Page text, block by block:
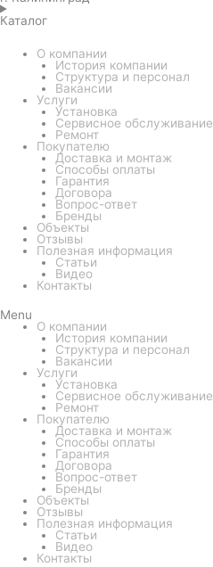
Каталог
О компании
История компании
Структура и персонал
Вакансии
Услуги
Установка
Сервисное обслуживание
Ремонт
Покупателю
Доставка и монтаж
Способы оплаты
Гарантия
Договора
Вопрос-ответ
Бренды
Объекты
Отзывы
Полезная информация
Статьи
Видео
Контакты
Menu
О компании
История компании
Структура и персонал
Вакансии
Услуги
Установка
Сервисное обслуживание
Ремонт
Покупателю
Доставка и монтаж
Способы оплаты
Гарантия
Договора
Вопрос-ответ
Бренды
Объекты
Отзывы
Полезная информация
Статьи
Видео
Контакты